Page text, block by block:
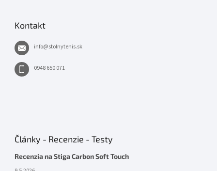
Kontakt
info@stolnytenis.sk
0948 650 071
Články - Recenzie - Testy
Recenzia na Stiga Carbon Soft Touch